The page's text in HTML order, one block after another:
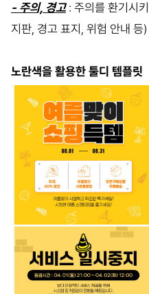
- 주의, 경고: 주의를 환기시
지판, 경고 표지, 위험 안내 등)
노란색을 활용한 툴디 템플릿